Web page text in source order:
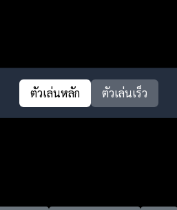
ตัวเล่นหลัก ตัวเล่นเร็ว